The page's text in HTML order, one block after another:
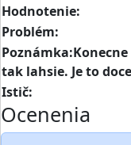
Hodnotenie:
Problém:
tak lahsie. Je to
Istič:
Ocenenia